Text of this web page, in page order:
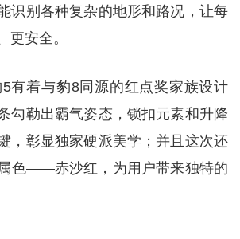
识别各种复杂的地形和路况，让每
更安全。
有着与豹8同源的红点奖家族设计
勾勒出霸气姿态，锁扣元素和升降
，彰显独家硬派美学；并且这次还
色——赤沙红，为用户带来独特的